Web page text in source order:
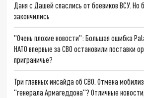
Даня с Дашей спаслись от боевиков ВСУ.
закончились
"Очень плохие новости": Большая ошибка
НАТО впервые за СВО остановили поставки
приграничье?
Три главных инсайда об СВО. Отмена
"генерала Армагеддона"? Отличные